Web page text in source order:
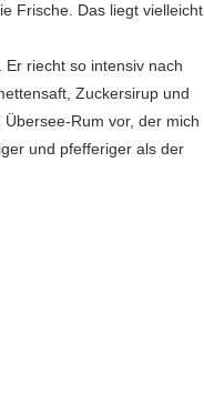
Frische. Das liegt vielleicht
riecht so intensiv nach
Zuckersirup und
Rum vor, der mich
und pfefferiger als der